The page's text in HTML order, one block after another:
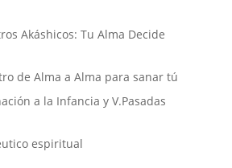
Akáshicos: Tu Alma Decide
de Alma a Alma para sanar tú
a la Infancia y V.Pasadas